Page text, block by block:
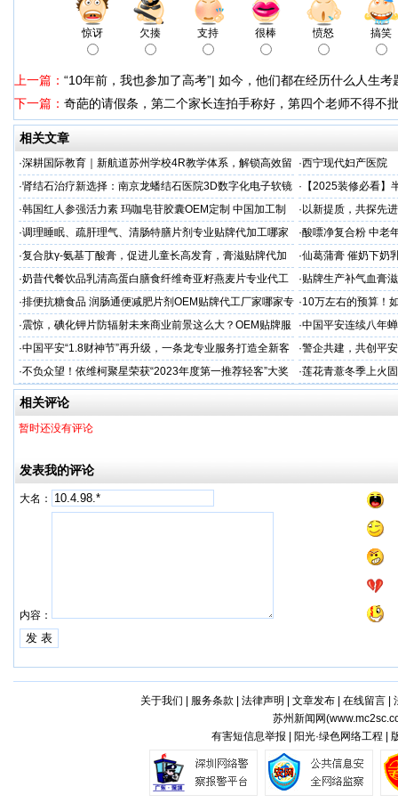
惊讶 欠揍 支持 很棒 愤怒 搞笑
上一篇： “10年前，我也参加了高考”| 如今，他们都在经历什么人生考
下一篇： 奇葩的请假条，第二个家长连拍手称好，第四个老师不得不
相关文章
·深耕国际教育｜新航道苏州学校4R教学体系，解锁高效留
学备考之路
·西宁现代妇产医院
·肾结石治疗新选择：南京龙蟠结石医院3D数字化电子软镜
保肾取石术
· 【2025装修必看
你省下3万冤枉钱！
·韩国红人参强活力素 玛咖皂苷胶囊OEM定制 中国加工制
造商
· 以新提质，共探先
·调理睡眠、疏肝理气、清肠特膳片剂专业贴牌代加工哪家
专业
·酸嘌净复合粉 中老
·复合肽γ-氨基丁酸膏，促进儿童长高发育，膏滋贴牌代加
工厂家
·仙葛蒲膏 催奶下奶
家
·奶昔代餐饮品乳清高蛋白膳食纤维奇亚籽燕麦片专业代工
厂家
·贴牌生产补气血膏
·排便抗糖食品 润肠通便减肥片剂OEM贴牌代工厂家哪家专
业
·10万左右的预算！
·震惊，碘化钾片防辐射未来商业前景这么大？OEM贴牌服
务商
·中国平安连续八年
品牌"
·中国平安“1.8财神节”再升级，一条龙专业服务打造全新客
户体验
·警企共建，共创平
人才专项培训
·不负众望！依维柯聚星荣获“2023年度第一推荐轻客”大奖 ·莲花青薏冬季上火
工厂
相关评论
暂时还没有评论
发表我的评论
大名：
内容：
关于我们 服务条款 法律声明 文章发布| 在线留言|
苏州新闻网(
有害短信息举报 | 阳光·绿色网络工程 |